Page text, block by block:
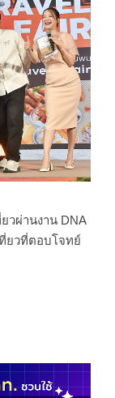
วผ่านงาน DNA
ยวที่ตอบโจทย์